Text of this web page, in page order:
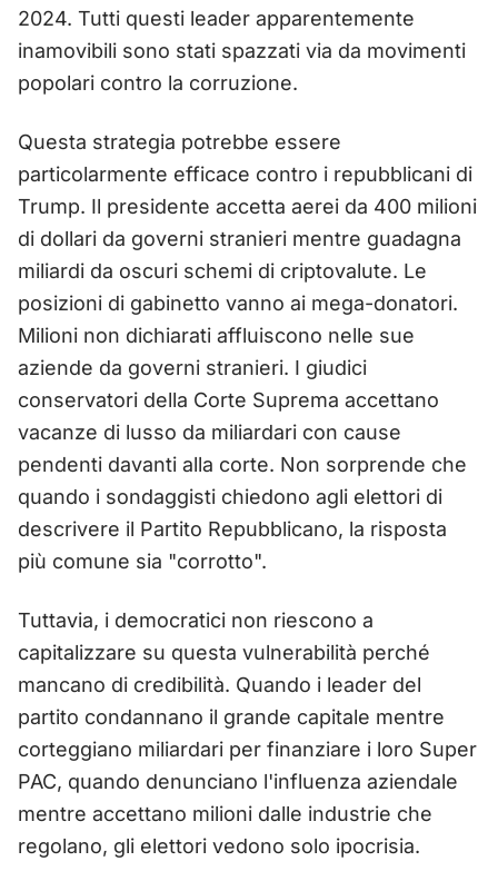
2024. Tutti questi leader apparentemente
inamovibili sono stati spazzati via da movimenti
popolari contro la corruzione.
Questa strategia potrebbe essere
particolarmente efficace contro i repubblicani di
Trump. Il presidente accetta aerei da 400 milioni
di dollari da governi stranieri mentre guadagna
miliardi da oscuri schemi di criptovalute. Le
posizioni di gabinetto vanno ai mega-donatori.
Milioni non dichiarati affluiscono nelle sue
aziende da governi stranieri. I giudici
conservatori della Corte Suprema accettano
vacanze di lusso da miliardari con cause
pendenti davanti alla corte. Non sorprende che
quando i sondaggisti chiedono agli elettori di
descrivere il Partito Repubblicano, la risposta
più comune sia "corrotto".
Tuttavia, i democratici non riescono a
capitalizzare su questa vulnerabilità perché
mancano di credibilità. Quando i leader del
partito condannano il grande capitale mentre
corteggiano miliardari per finanziare i loro Super
PAC, quando denunciano l'influenza aziendale
mentre accettano milioni dalle industrie che
regolano, gli elettori vedono solo ipocrisia.